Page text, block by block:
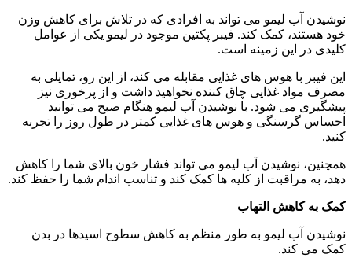
نوشیدن آب لیمو می تواند به افرادی که در تلاش برای کاهش وزن
خود هستند، کمک کند. فیبر پکتین موجود در لیمو یکی از عوامل
کلیدی در این زمینه است.
این فیبر با هوس های غذایی مقابله می کند، از این رو، تمایلی به
مصرف مواد غذایی چاق کننده نخواهید داشت و از پرخوری نیز
پیشگیری می شود. با نوشیدن آب لیمو هنگام صبح می توانید
احساس گرسنگی و هوس های غذایی کمتر در طول روز را تجربه
کنید.
همچنین، نوشیدن آب لیمو می تواند فشار خون بالای شما را کاهش
دهد، به مراقبت از کلیه ها کمک کند و تناسب اندام شما را حفظ کند.
کمک به کاهش التهاب
نوشیدن آب لیمو به طور منظم به کاهش سطوح اسیدها در بدن
کمک می کند.